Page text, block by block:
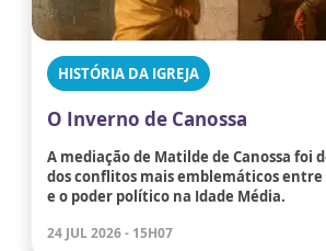
HISTÓRIA DA IGREJA
O Inverno de Canossa
A mediação de Matilde de Canossa foi
dos conflitos mais emblemáticos entre
e o poder político na Idade Média.
24 JUL 2026 - 15H07